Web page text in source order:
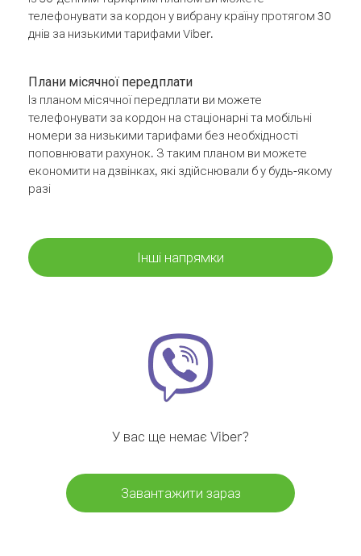
телефонувати за кордон у вибрану країну протягом 30
днів за низькими тарифами Viber.
Плани місячної передплати
Із планом місячної передплати ви можете
телефонувати за кордон на стаціонарні та мобільні
номери за низькими тарифами без необхідності
поповнювати рахунок. З таким планом ви можете
економити на дзвінках, які здійснювали б у будь-якому
разі
Інші напрямки
У вас ще немає Viber?
Завантажити зараз